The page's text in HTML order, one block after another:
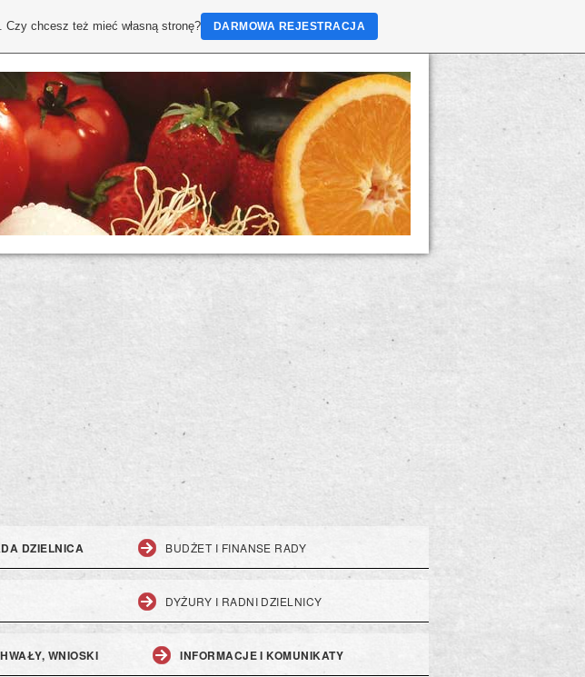
DZIELNICA BUDŻET I FINANSE RADY
DYŻURY I RADNI DZIELNICY
WNIOSKI INFORMACJE I KOMUNIKATY
. Czy chcesz też mieć własną stronę? DARMOWA REJESTRACJA